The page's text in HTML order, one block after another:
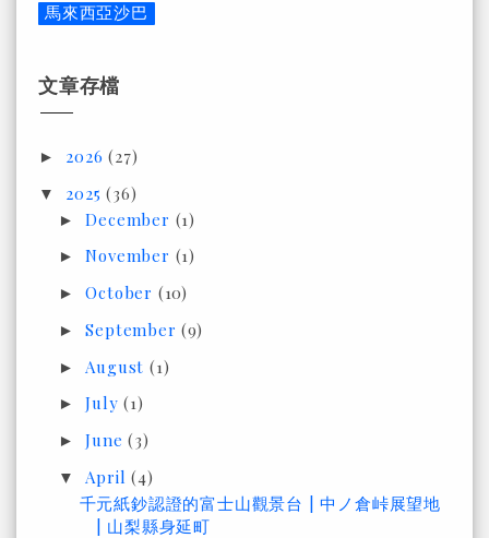
馬來西亞沙巴
文章存檔
► 2026(27)
▼ 2025(36)
►December (1)
►November (1)
►October (10)
►September(9)
► August(1)
►July(1)
►June(3)
▼ April(4)
千元紙鈔認證的富士山觀景台 | 中ノ倉峠展望地
| 山梨縣身延町